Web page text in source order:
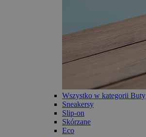
Wszystko w kategorii Buty
Sneakersy
Slip-on
Skórzane
Eco